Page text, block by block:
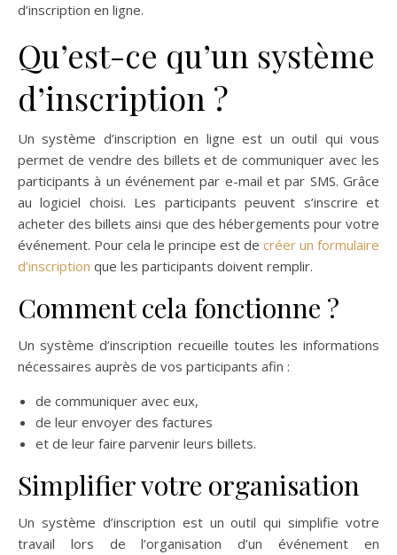
d’inscription en ligne.
Qu’est-ce qu’un système
d’inscription ?
Un système d’inscription en ligne est un outil qui vous
permet de vendre des billets et de communiquer avec les
participants à un événement par e-mail et par SMS. Grâce
au logiciel choisi. Les participants peuvent s’inscrire et
acheter des billets ainsi que des hébergements pour votre
événement. Pour cela le principe est de créer un formulaire
d’inscription que les participants doivent remplir.
Comment cela fonctionne ?
Un système d’inscription recueille toutes les informations
nécessaires auprès de vos participants afin :
de communiquer avec eux,
de leur envoyer des factures
et de leur faire parvenir leurs billets.
Simplifier votre organisation
Un système d’inscription est un outil qui simplifie votre
travail lors de l’organisation d’un événement en